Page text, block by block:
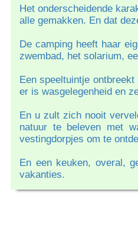
Het onderscheidende
alle gemakken. En dat
De camping heeft haar
zwembad, het solarium,
Een speeltuintje
er is wasgelegenheid en
En u zult zich nooit
natuur te beleven met
vestingdorpjes om te
En een keuken, overal,
vakanties.